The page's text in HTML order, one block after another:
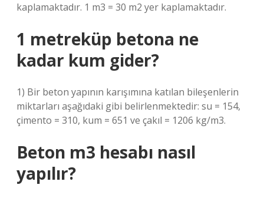
kaplamaktadır. 1 m3 = 30 m2 yer kaplamaktadır.
1 metreküp betona ne
kadar kum gider?
1) Bir beton yapının karışımına katılan bileşenlerin
miktarları aşağıdaki gibi belirlenmektedir: su = 154,
çimento = 310, kum = 651 ve çakıl = 1206 kg/m3.
Beton m3 hesabı nasıl
yapılır?